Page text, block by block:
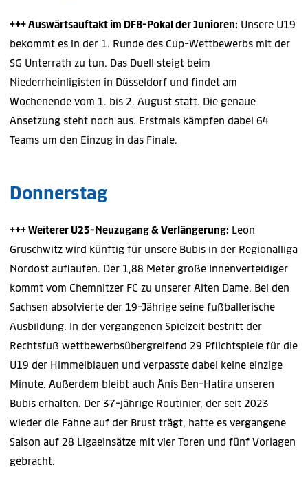
+++ Auswärtsauftakt im DFB-Pokal der Junioren: Unsere U19
bekommt es in der 1. Runde des Cup-Wettbewerbs mit der
SG Unterrath zu tun. Das Duell steigt beim
Niederrheinligisten in Düsseldorf und findet am
Wochenende vom 1. bis 2. August statt. Die genaue
Ansetzung steht noch aus. Erstmals kämpfen dabei 64
Teams um den Einzug in das Finale.
Donnerstag
+++ Weiterer U23-Neuzugang & Verlängerung: Leon
Gruschwitz wird künftig für unsere Bubis in der Regionalliga
Nordost auflaufen. Der 1,88 Meter große Innenverteidiger
kommt vom Chemnitzer FC zu unserer Alten Dame. Bei den
Sachsen absolvierte der 19-Jährige seine fußballerische
Ausbildung. In der vergangenen Spielzeit bestritt der
Rechtsfuß wettbewerbsübergreifend 29 Pflichtspiele für die
U19 der Himmelblauen und verpasste dabei keine einzige
Minute. Außerdem bleibt auch Änis Ben-Hatira unseren
Bubis erhalten. Der 37-jährige Routinier, der seit 2023
wieder die Fahne auf der Brust trägt, hatte es vergangene
Saison auf 28 Ligaeinsätze mit vier Toren und fünf Vorlagen
gebracht.